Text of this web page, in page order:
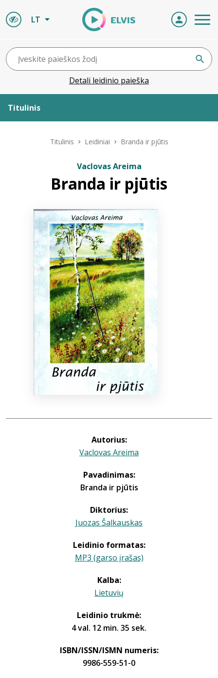
LT
Detali leidinio paieška
Titulinis
ELVIS atvyksta
Naujienos
Bibliotekoms
info@elvislab.lt
Titulinis Leidiniai Branda ir pjūtis
Vaclovas Areima
Branda ir pjūtis
Autorius:
Vaclovas Areima
Pavadinimas:
Branda ir pjūtis
Diktorius:
Juozas Šalkauskas
Leidinio formatas:
MP3 (garso įrašas)
Kalba:
Lietuvių
Leidinio trukmė:
4 val. 12 min. 35 sek.
ISBN/ISSN/ISMN numeris:
9986-559-51-0